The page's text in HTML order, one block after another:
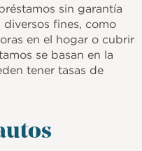
sin garantía
diversos fines, como
en el hogar o cubrir
se basan en la
tener tasas de